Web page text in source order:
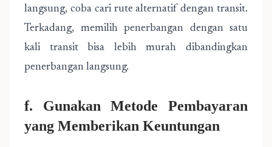
langsung, coba cari rute alternatif dengan transit.
Terkadang, memilih penerbangan dengan satu
kali transit bisa lebih murah dibandingkan
penerbangan langsung.
f. Gunakan Metode Pembayaran
yang Memberikan Keuntungan